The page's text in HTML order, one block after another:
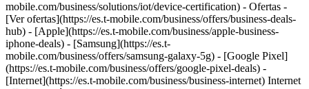
mobile.com/business/solutions/iot/device-certification) - Ofertas -
[Ver ofertas](https://es.t-mobile.com/business/offers/business-deals-
hub) - [Apple](https://es.t-mobile.com/business/apple-business-
iphone-deals) - [Samsung](https://es.t-
mobile.com/business/offers/samsung-galaxy-5g) - [Google Pixel]
(https://es.t-mobile.com/business/offers/google-pixel-deals) -
[Internet](https://es.t-mobile.com/business/business-internet) Internet